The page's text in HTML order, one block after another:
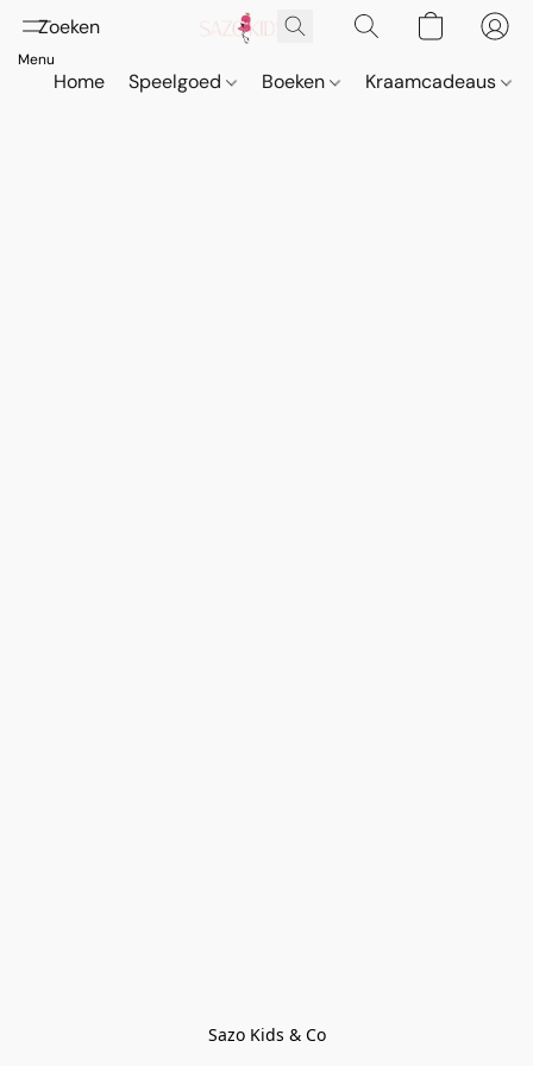
Home Speelgoed Boeken Kraamcadeaus
Sazo Kids & Co